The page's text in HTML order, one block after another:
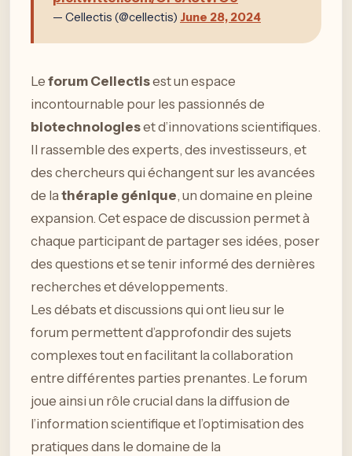
— Cellectis (@cellectis) June 28, 2024
Le forum Cellectisest un espace
incontournable pour les passionnés de
biotechnologieset d’innovations scientifiques.
Il rassemble des experts, des investisseurs, et
des chercheurs qui échangent sur les avancées
de lathérapie génique, un domaine en pleine
expansion. Cet espace de discussion permet à
chaque participant de partager ses idées, poser
des questions et se tenir informé des dernières
recherches et développements.
Les débats et discussions qui ont lieu sur le
forum permettent d’approfondir des sujets
complexes tout en facilitant la collaboration
entre différentes parties prenantes. Le forum
joue ainsi un rôle crucial dans la diffusion de
l’information scientifique et l’optimisation des
pratiques dans le domaine de la